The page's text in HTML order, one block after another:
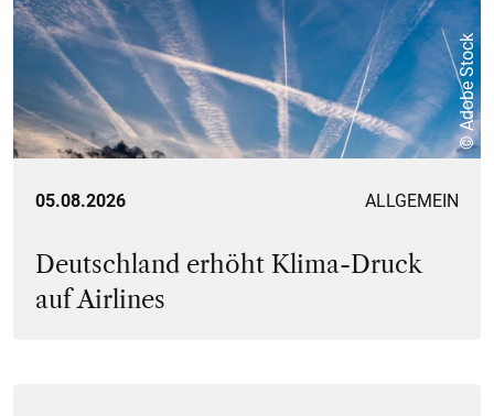
© Adobe Stock
05.08.2026 ALLGEMEIN
Deutschland erhöht Klima-Druck
auf Airlines